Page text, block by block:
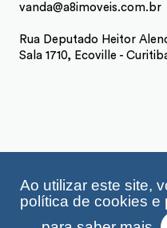
Ao utilizar este site,
política de cookies
vanda@a8imoveis.com.br
Rua Deputado Heitor
Sala 1710, Ecoville -
A8 Imóveis 2026 | CRECI:
Imonov & Si9sistemas